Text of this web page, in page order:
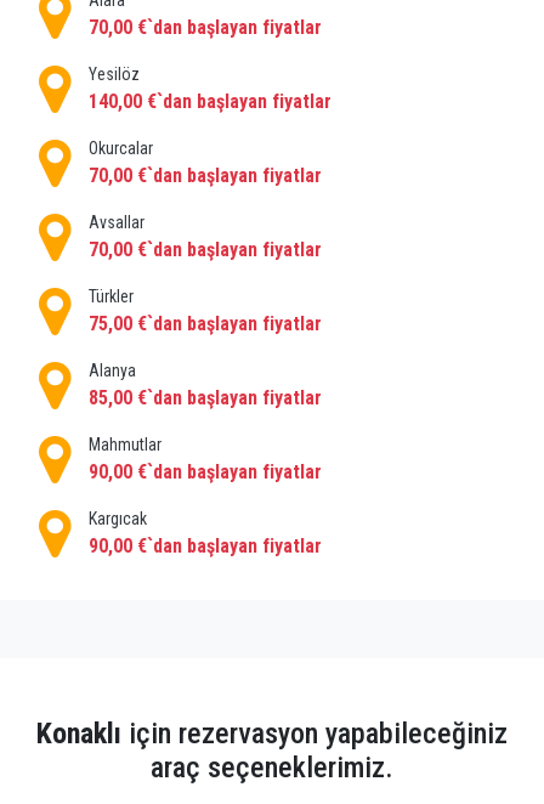
oto koltukları sağlamaktan mutluluk duyarız. Bize
ulaşmanız gerekirse bir yardım hattı tesisimiz de var.
70,00 €`dan başlayan fiyatlar
Yesilöz
140,00 €`dan başlayan fiyatlar
Okurcalar
70,00 €`dan başlayan fiyatlar
Avsallar
70,00 €`dan başlayan fiyatlar
Türkler
75,00 €`dan başlayan fiyatlar
Alanya
85,00 €`dan başlayan fiyatlar
Mahmutlar
90,00 €`dan başlayan fiyatlar
Kargıcak
90,00 €`dan başlayan fiyatlar
Konaklı için rezervasyon yapabileceğiniz
araç seçeneklerimiz.